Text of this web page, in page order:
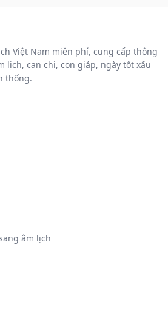
Việt Nam miễn phí, cung cấp thông
lịch, can chi, con giáp, ngày tốt xấu
thống.
âm lịch